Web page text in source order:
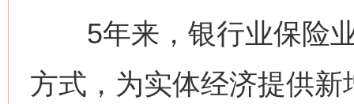
5年来，银行业保险业
方式，为实体经济提供